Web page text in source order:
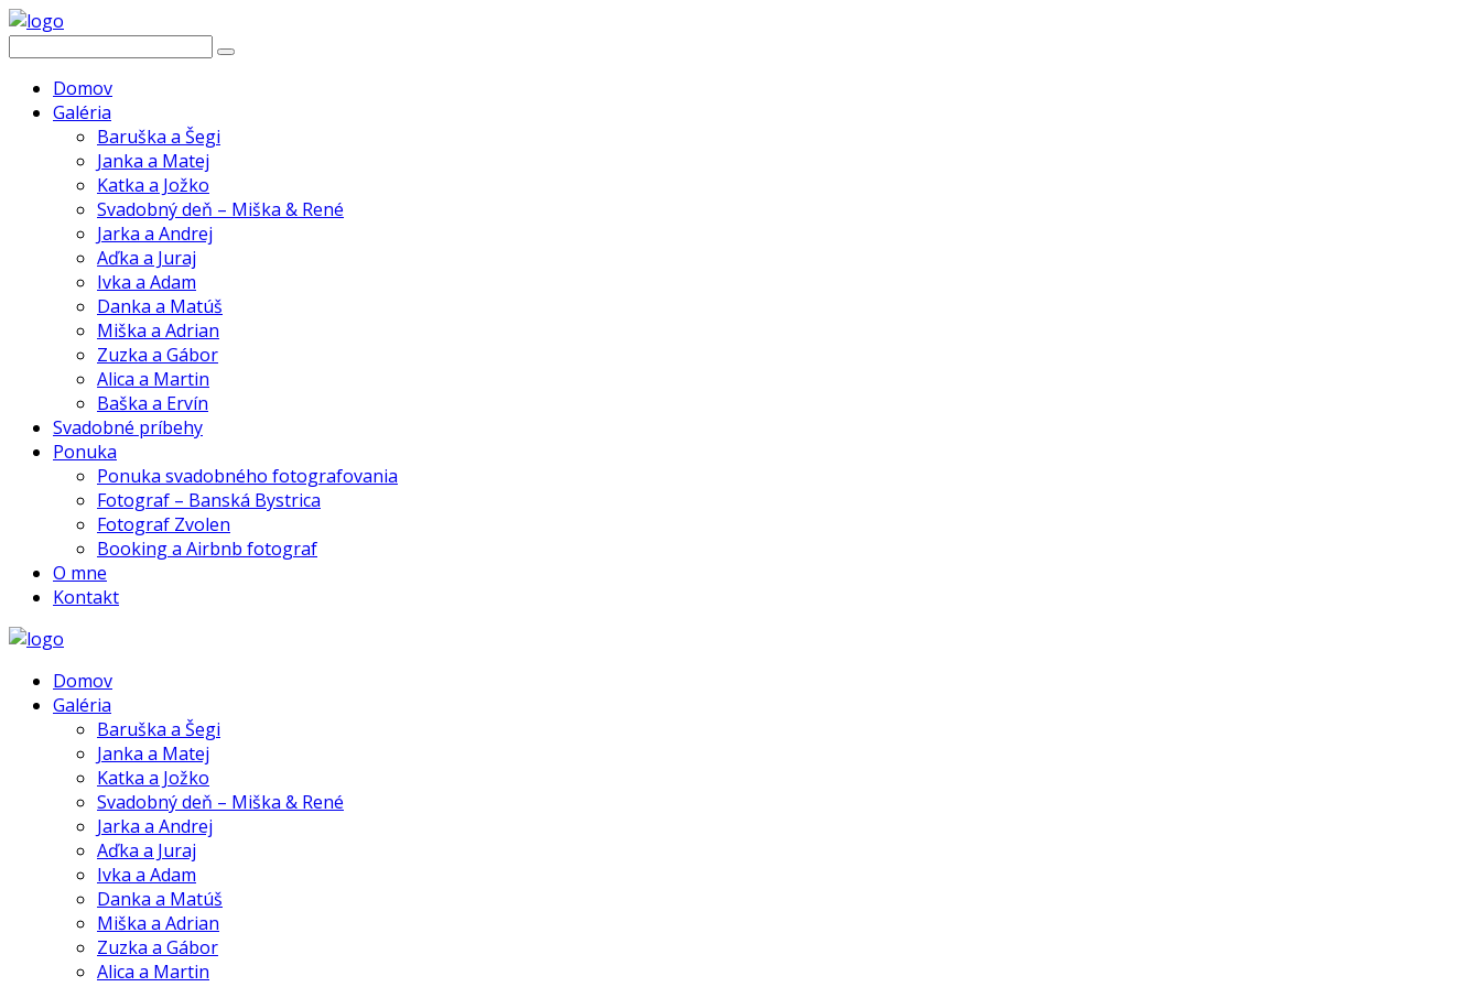
Domov
Galéria
Baruška a Šegi
Janka a Matej
Katka a Jožko
Svadobný deň – Miška & René
Jarka a Andrej
Aďka a Juraj
Ivka a Adam
Danka a Matúš
Miška a Adrian
Zuzka a Gábor
Alica a Martin
Baška a Ervín
Svadobné príbehy
Ponuka
Ponuka svadobného fotografovania
Fotograf – Banská Bystrica
Fotograf Zvolen
Booking a Airbnb fotograf
O mne
Kontakt
Domov
Galéria
Baruška a Šegi
Janka a Matej
Katka a Jožko
Svadobný deň – Miška & René
Jarka a Andrej
Aďka a Juraj
Ivka a Adam
Danka a Matúš
Miška a Adrian
Zuzka a Gábor
Alica a Martin